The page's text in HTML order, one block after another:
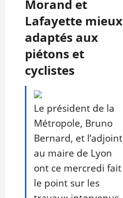
Morand et
Lafayette mieux
adaptés aux
piétons et
cyclistes
Le président de la
Métropole, Bruno
Bernard, et l’adjoint
au maire de Lyon
ont ce mercredi fait
le point sur les